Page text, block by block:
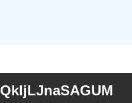
QkIjLJnaSAGUM